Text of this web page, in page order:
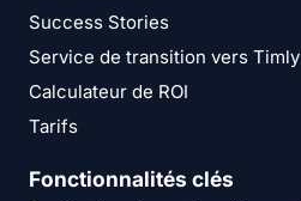
Success Stories
Service de transition vers Timly
Calculateur de ROI
Tarifs
Fonctionnalités clés